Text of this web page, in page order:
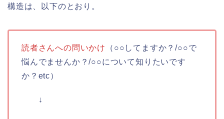
構造は、以下のとおり。
読者さんへの問いかけ
（○○してますか？/○○で
悩んでませんか？/○○について知りたいです
か？etc）
↓